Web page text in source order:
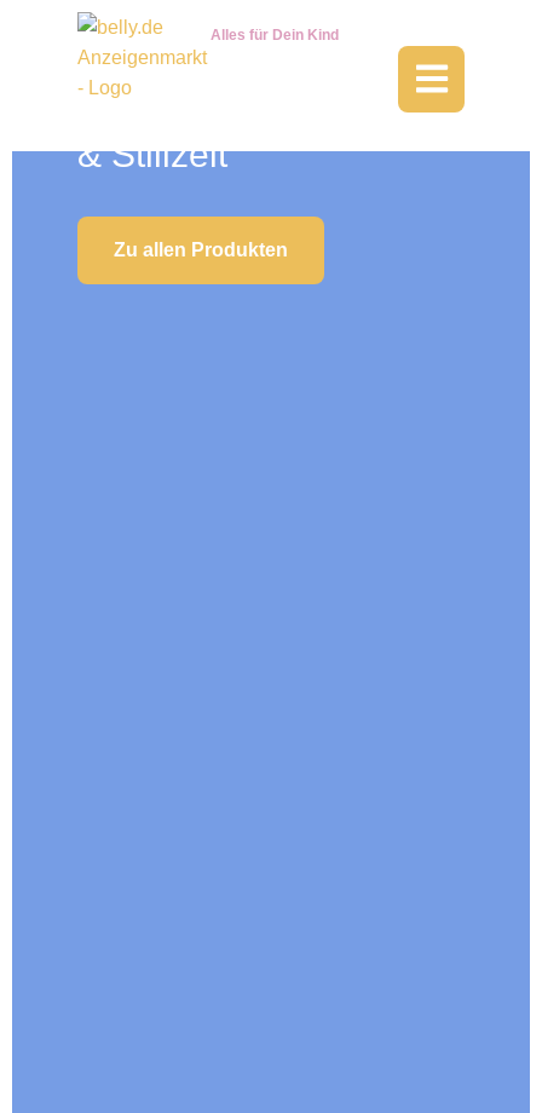
Alles für Dein Kind
Für die
Schwangerschaft
& Stillzeit​
Zu allen Produkten